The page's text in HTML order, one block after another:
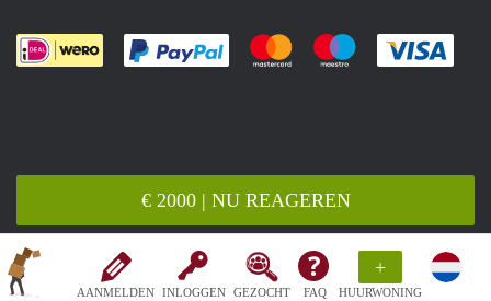
AANMELDEN INLOGGEN GEZOCHT FAQ
+
HUURWONING
€ 2000 | NU REAGEREN
Je rekent gemakkelijk af met Paypal
Je rekent gemakkelijk af met
Je rekent